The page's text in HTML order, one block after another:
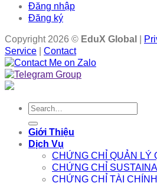
Đăng nhập
Đăng ký
Copyright 2026 © EduX Global
Service
Contact
Search
Giới Thiệu
Dịch Vụ
CHỨNG CHỈ QUẢN LÝ
CHỨNG CHỈ
CHỨNG CHỈ TÀI